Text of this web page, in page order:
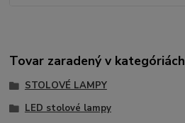
Tovar zaradený v kategóriách
STOLOVÉ LAMPY
LED stolové lampy